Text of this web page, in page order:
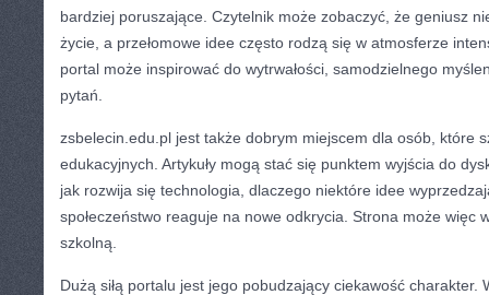
bardziej poruszające. Czytelnik może zobaczyć, że geniusz
życie, a przełomowe idee często rodzą się w atmosferze
portal może inspirować do wytrwałości, samodzielnego
pytań.
zsbelecin.edu.pl jest także dobrym miejscem dla osób, które
edukacyjnych. Artykuły mogą stać się punktem wyjścia do
jak rozwija się technologia, dlaczego niektóre idee
społeczeństwo reaguje na nowe odkrycia. Strona może więc
szkolną.
Dużą siłą portalu jest jego pobudzający ciekawość charakter.